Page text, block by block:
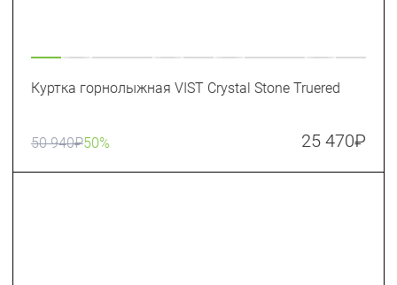
Куртка горнолыжная VIST Crystal Stone Truered
50 940₽50% 25 470₽